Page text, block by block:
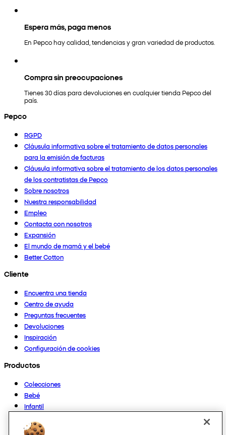
Espera más, paga menos
En Pepco hay calidad, tendencias y gran variedad de productos.
Compra sin preocupaciones
Tienes 30 días para devoluciones en cualquier tienda Pepco del
país.
Pepco
RGPD
Cláusula informativa sobre el tratamiento de datos personales
para la emisión de facturas
Cláusula informativa sobre el tratamiento de los datos personales
de los contratistas de Pepco
Sobre nosotros
Nuestra responsabilidad
Empleo
Contacta con nosotros
Expansión
El mundo de mamá y el bebé
Better Cotton
Cliente
Encuentra una tienda
Centro de ayuda
Preguntas frecuentes
Devoluciones
Inspiración
Configuración de cookies
Productos
Colecciones
Bebé
Infantil
Mujer